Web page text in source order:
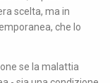
scelta, ma in
che lo
se la malattia